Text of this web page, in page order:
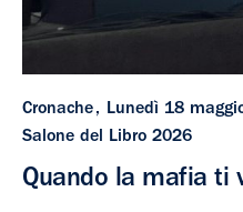
Cronache
Lunedì 18
Salone del Libro 2026
Quando la mafia ti